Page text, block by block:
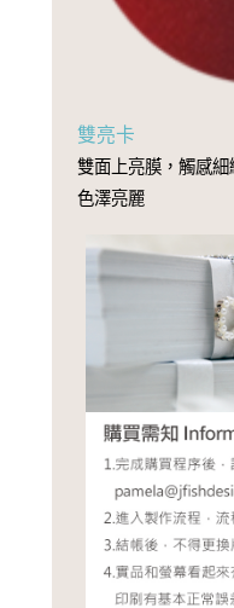
雙亮卡
雙面上亮膜，觸感細
色澤亮麗